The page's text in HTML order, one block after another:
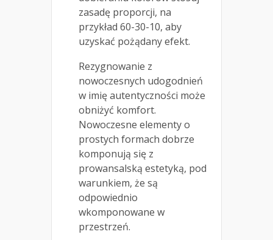
zasadę proporcji, na
przykład 60-30-10, aby
uzyskać pożądany efekt.
Rezygnowanie z
nowoczesnych udogodnień
w imię autentyczności może
obniżyć komfort.
Nowoczesne elementy o
prostych formach dobrze
komponują się z
prowansalską estetyką, pod
warunkiem, że są
odpowiednio
wkomponowane w
przestrzeń.